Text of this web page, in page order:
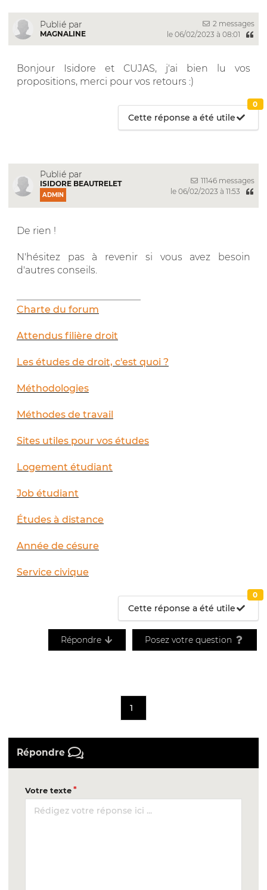
Publié par
MAGNALINE
2 messages
le 06/02/2023 à 08:01
Bonjour Isidore et CUJAS, j'ai bien lu vos
propositions, merci pour vos retours :)
Cette réponse a été utile
0
Publié par
ISIDORE BEAUTRELET
ADMIN
11146 messages
le 06/02/2023 à 11:53
De rien !
N'hésitez pas à revenir si vous avez besoin
d'autres conseils.
Charte du forum
Attendus filière droit
Les études de droit, c'est quoi ?
Méthodologies
Méthodes de travail
Sites utiles pour vos études
Logement étudiant
Job étudiant
Études à distance
Année de césure
Service civique
Cette réponse a été utile
0
Répondre Posez votre question
1
Répondre
Votre texte